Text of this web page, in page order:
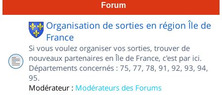
Forum
Organisation de sorties en région Île de
France
Si vous voulez organiser vos sorties, trouver de
nouveaux partenaires en Île de France, c'est par ici.
Départements concernés : 75, 77, 78, 91, 92, 93, 94,
95.
Modérateur : Modérateurs des Forums